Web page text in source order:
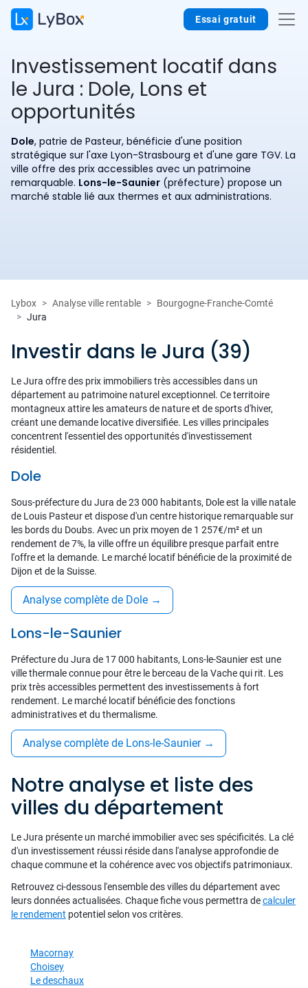
Essai gratuit
Investissement locatif dans
le Jura : Dole, Lons et
opportunités
Dole, patrie de Pasteur, bénéficie d'une position
stratégique sur l'axe Lyon-Strasbourg et d'une gare TGV. La
ville offre des prix accessibles avec un patrimoine
remarquable. Lons-le-Saunier (préfecture) propose un
marché stable lié aux thermes et aux administrations.
Lybox Analyse ville rentable
Bourgogne-Franche-Comté
Jura
Investir dans le Jura (39)
Le Jura offre des prix immobiliers très accessibles dans un
département au patrimoine naturel exceptionnel. Ce territoire
montagneux attire les amateurs de nature et de sports d'hiver,
créant une demande locative diversifiée. Les villes principales
concentrent l'essentiel des opportunités d'investissement
résidentiel.
Dole
Sous-préfecture du Jura de 23 000 habitants, Dole est la ville natale
de Louis Pasteur et dispose d'un centre historique remarquable sur
les bords du Doubs. Avec un prix moyen de 1 257€/m² et un
rendement de 7%, la ville offre un équilibre presque parfait entre
l'offre et la demande. Le marché locatif bénéficie de la proximité de
Dijon et de la Suisse.
Analyse complète de Dole →
Lons-le-Saunier
Préfecture du Jura de 17 000 habitants, Lons-le-Saunier est une
ville thermale connue pour être le berceau de la Vache qui rit. Les
prix très accessibles permettent des investissements à fort
rendement. Le marché locatif bénéficie des fonctions
administratives et du thermalisme.
Analyse complète de Lons-le-Saunier →
Notre analyse et liste des
villes du département
Le Jura présente un marché immobilier avec ses spécificités. La clé
d'un investissement réussi réside dans l'analyse approfondie de
chaque commune et la cohérence avec vos objectifs patrimoniaux.
Retrouvez ci-dessous l'ensemble des villes du département avec
leurs données actualisées. Chaque fiche vous permettra decalculer
le rendement potentiel selon vos critères.
Macornay
Choisey
Le deschaux